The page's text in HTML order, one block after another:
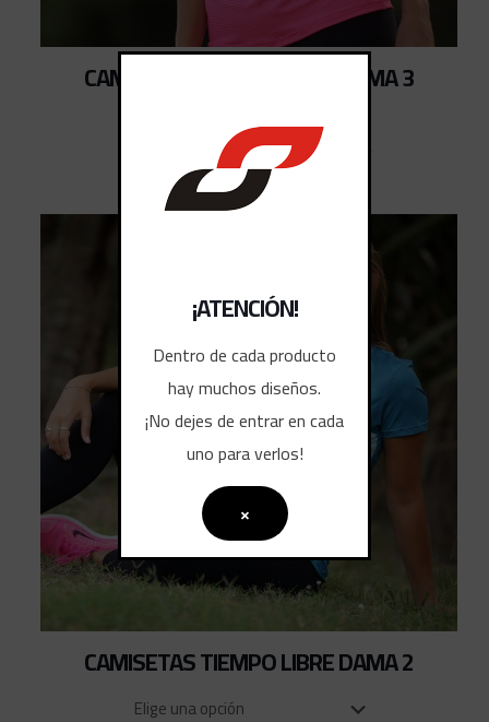
CAMISETAS TIEMPO LIBRE DAMA 3
CAMISETAS TIEMPO LIBRE DAMA 2
¡ATENCIÓN!
Dentro de cada producto
hay muchos diseños.
¡No dejes de entrar en cada
uno para verlos!
×